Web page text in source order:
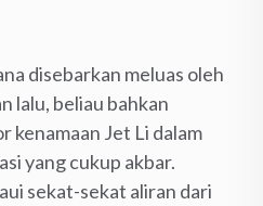
disebarkan meluas oleh
lalu, beliau bahkan
kenamaan Jet Li dalam
yang cukup akbar.
sekat-sekat aliran dari